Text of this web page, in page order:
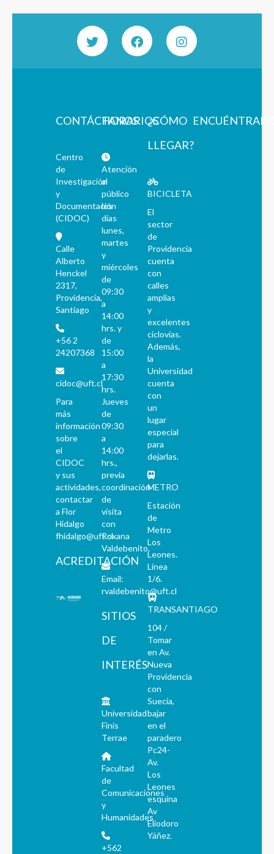
CONTÁCTANOS
Centro
de
Investigación
y
Documentación
(CIDOC)
Calle
Alberto
Henckel
2317,
Providencia,
Santiago
+56 2
24207368
cidoc@uft.cl
Para
más
información
sobre
el
CIDOC
y sus
actividades,
contactar
a Flor
Hidalgo
fhidalgo@uft.cl
ACREDITACIÓN
HORARIOS
Atención
al
público
los
días
lunes,
martes
y
miércoles
de
09:30
a
14:00
hrs. y
de
15:00
a
17:30
hrs.
Jueves
de
09:30
a
14:00
hrs.,
previa
coordinación
de
visita
con
Roxana
Valdebenito.
Email:
rvaldebenito@uft.cl
SITIOS
DE
INTERÉS
Universidad
Finis
Terrae
Facultad
de
Comunicaciones
y
Humanidades
+562
¿CÓMO
LLEGAR?
BICICLETA
El
sector
de
Providencia
cuenta
con
calles
amplias
y
excelentes
ciclovías.
Además,
la
Universidad
cuenta
con
un
lugar
especial
para
dejarlas.
METRO
Estación
de
Metro
Los
Leones.
Línea
1/6.
TRANSANTIAGO
104 /
Tomar
en Av.
Nueva
Providencia
con
Suecia,
bajar
en el
paradero
Pc24-
Av.
Los
Leones
esquina
Av
Eliodoro
Yáñez.